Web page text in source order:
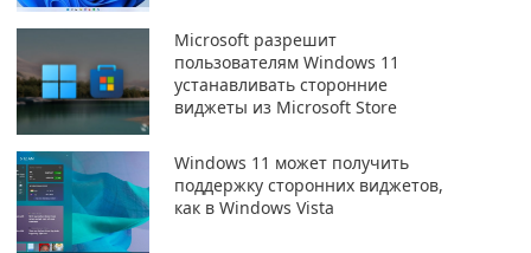
Microsoft разрешит
пользователям Windows 11
устанавливать сторонние
виджеты из Microsoft Store
Windows 11 может получить
поддержку сторонних виджетов,
как в Windows Vista